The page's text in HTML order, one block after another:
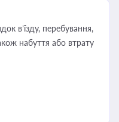
в’їзду, перебування,
набуття або втрату